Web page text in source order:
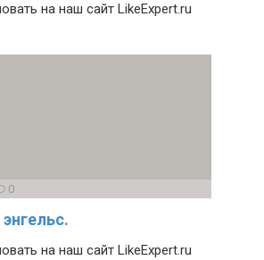
на наш сайт LikeExpert.ru
0
на наш сайт LikeExpert.ru